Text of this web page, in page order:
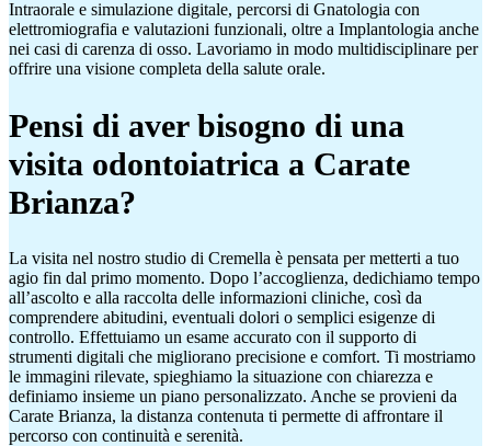
Intraorale e simulazione digitale, percorsi di Gnatologia con
elettromiografia e valutazioni funzionali, oltre a Implantologia anche
nei casi di carenza di osso. Lavoriamo in modo multidisciplinare per
offrire una visione completa della salute orale.
Pensi di aver bisogno di una
visita odontoiatrica a Carate
Brianza?
La visita nel nostro studio di Cremella è pensata per metterti a tuo
agio fin dal primo momento. Dopo l’accoglienza, dedichiamo tempo
all’ascolto e alla raccolta delle informazioni cliniche, così da
comprendere abitudini, eventuali dolori o semplici esigenze di
controllo. Effettuiamo un esame accurato con il supporto di
strumenti digitali che migliorano precisione e comfort. Ti mostriamo
le immagini rilevate, spieghiamo la situazione con chiarezza e
definiamo insieme un piano personalizzato. Anche se provieni da
Carate Brianza, la distanza contenuta ti permette di affrontare il
percorso con continuità e serenità.